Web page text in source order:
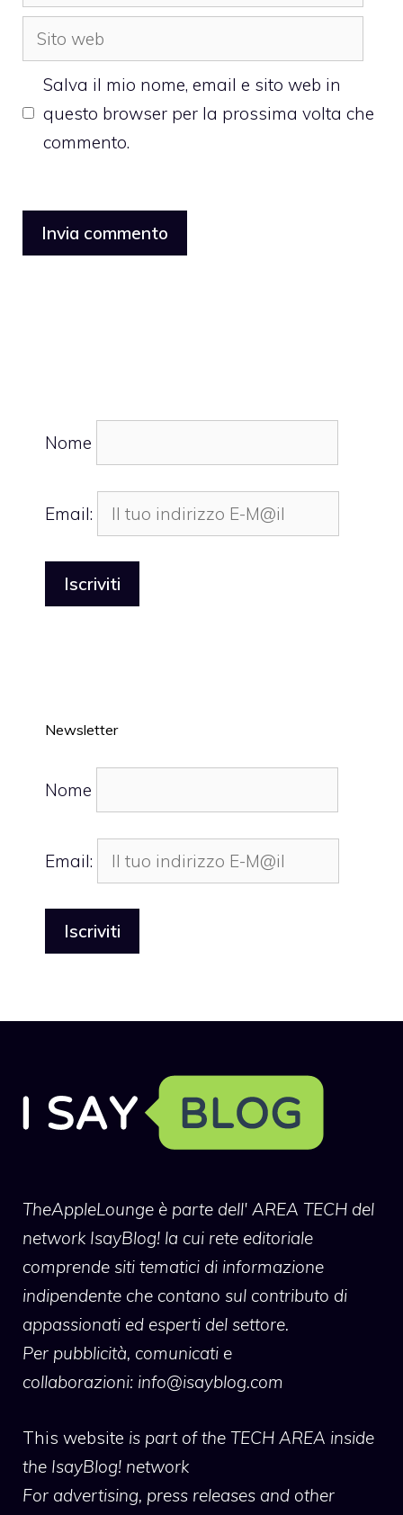
Sito
web
Salva il mio nome, email e sito web in
questo browser per la prossima volta che
commento.
Nome
Email:
Newsletter
Nome
Email:
TheAppleLounge è parte dell' AREA TECH del
network IsayBlog! la cui rete editoriale
comprende siti tematici di informazione
indipendente che contano sul contributo di
appassionati ed esperti del settore.
Per pubblicità, comunicati e
collaborazioni: info@isayblog.com
This website is part of the TECH AREA inside
the IsayBlog! network
For advertising, press releases and other